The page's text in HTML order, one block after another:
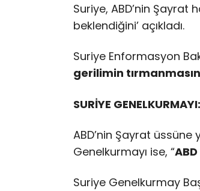
Suriye, ABD’nin Şayrat
beklendiğini’ açıkladı.
Suriye Enformasyon
gerilimin
SURİYE
ABD’nin Şayrat üssüne
Genelkurmayı ise, “
Suriye Genelkurmay